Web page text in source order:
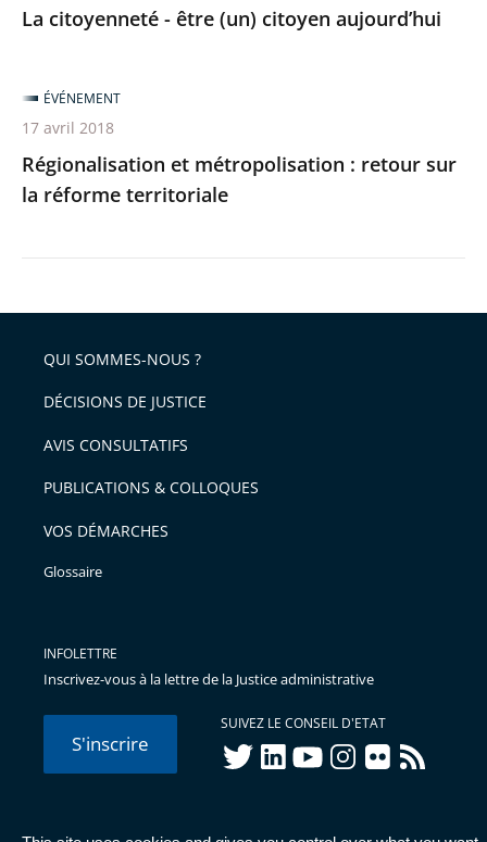
La citoyenneté - être (un) citoyen aujourd’hui
Régionalisation et métropolisation : retour sur
la réforme territoriale
ÉVÉNEMENT
17 avril 2018
QUI SOMMES-NOUS ?
DÉCISIONS DE JUSTICE
AVIS CONSULTATIFS
PUBLICATIONS & COLLOQUES
VOS DÉMARCHES
Glossaire
INFOLETTRE
Inscrivez-vous à la lettre de la Justice administrative
S'inscrire
SUIVEZ LE CONSEIL D'ETAT
twitterlinkedInyoutubeinstagram
flickr rss